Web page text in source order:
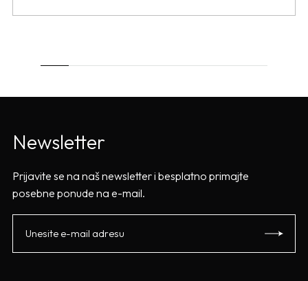
Newsletter
Prijavite se na naš newsletter i besplatno primajte
posebne ponude na e-mail.